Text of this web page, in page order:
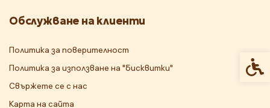
Обслужване на клиенти
Политика за поверителност
Политика за използване на "бисквитки"
Свържете се с нас
Карта на сайта